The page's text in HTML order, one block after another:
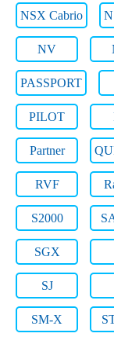
NSX Cabrio
NV
PASSPORT
PILOT
Partner
RVF
S2000
SGX
SJ
SM-X